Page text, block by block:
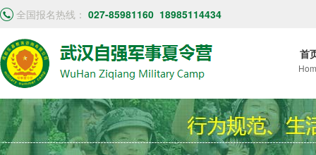
全国报名热线： 027-85981160 18985114434
首